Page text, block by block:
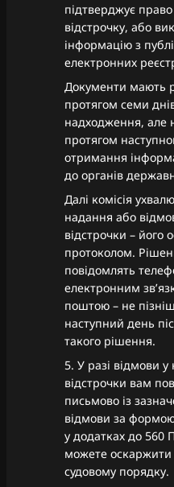
підтверджує
відстрочку, або
інформацію з
електронних
Документи мають
протягом семи
надходження, але
протягом
отримання
до органів
Далі комісія
надання або
відстрочки –
протоколом.
повідомлять
електронним
поштою – не
наступний день
такого рішення.
5. У разі відмови у
відстрочки вам
письмово із
відмови за
у додатках до 560
можете
судовому порядку.